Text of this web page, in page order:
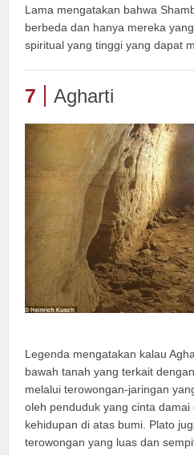
Lama mengatakan bahwa
berbeda dan hanya mereka
spiritual yang tinggi yang dapat
7 Agharti
Legenda mengatakan kalau
bawah tanah yang terkait
melalui terowongan-jaringan
oleh penduduk yang cinta
kehidupan di atas bumi. Plato
terowongan yang luas dan